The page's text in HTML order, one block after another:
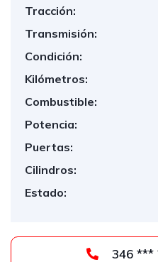
Tracción:
Transmisión:
Condición:
Kilómetros:
Combustible:
Potencia:
Puertas:
Cilindros:
Estado: